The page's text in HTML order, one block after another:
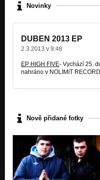
Novinky
DUBEN 2013 EP
2.3.2013 v 9:48
EP HIGH FIVE- Vychází 25.
nahráno v NOLIMIT
Nově přidané fotky